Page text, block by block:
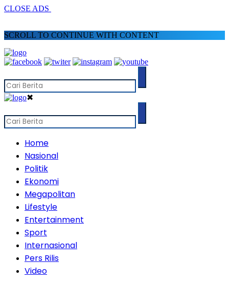
CLOSE ADS
SCROLL TO CONTINUE WITH CONTENT
✖
Home
Nasional
Politik
Ekonomi
Megapolitan
Lifestyle
Entertainment
Sport
Internasional
Pers Rilis
Video